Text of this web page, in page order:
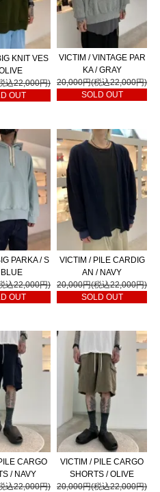
KNIT VES
込22,000円)
OUT
VICTIM / VINTAGE PAR
KA / GRAY
20,000円(税込22,000円)
SOLD OUT
PARKA / S
BLUE
込22,000円)
OUT
VICTIM / PILE CARDIG
AN / NAVY
20,000円(税込22,000円)
SOLD OUT
CARGO
/ NAVY
込22,000円)
VICTIM / PILE CARGO
SHORTS / OLIVE
20,000円(税込22,000円)